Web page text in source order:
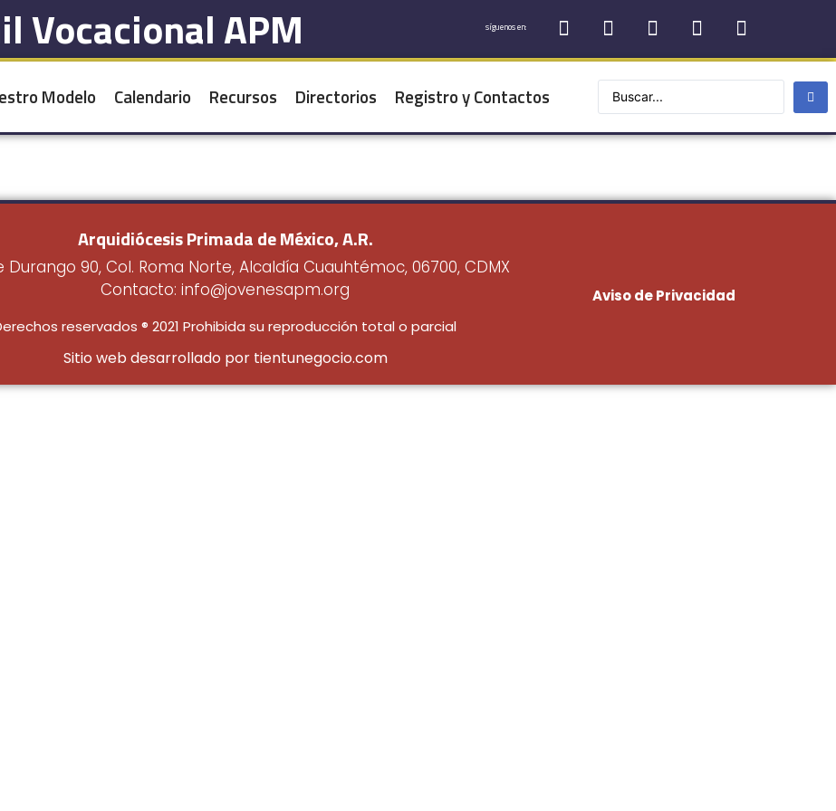
Vocacional APM síguenos en:
Modelo Calendario Recursos Directorios Registro y Contactos
Arquidiócesis Primada de México, A.R.
Durango 90, Col. Roma Norte, Alcaldía Cuauhtémoc, 06700, CDMX
Contacto: info@jovenesapm.org
reservados ® 2021 Prohibida su reproducción total o parcial
Sitio web desarrollado por tientunegocio.com
Aviso de Privacidad